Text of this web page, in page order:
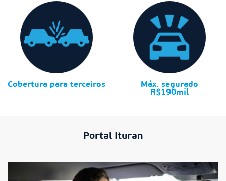
Cobertura para terceiros
Máx. segurado
R$190mil
Portal Ituran